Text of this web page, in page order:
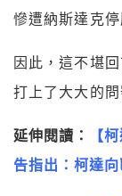
慘遭納斯達克停
因此，這不堪
打上了大大的問
延伸閱讀：
【
告指出：柯達